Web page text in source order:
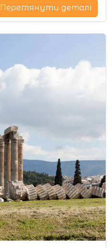
Переглянути деталі